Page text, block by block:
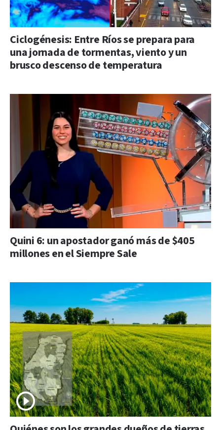
Ciclogénesis: Entre Ríos se prepara para
una jornada de tormentas, viento y un
brusco descenso de temperatura
Quini 6: un apostador ganó más de $405
millones en el Siempre Sale